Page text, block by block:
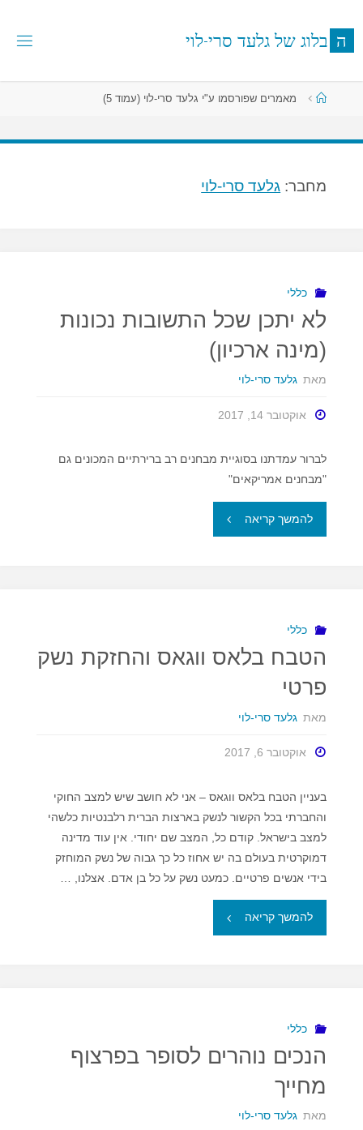
לתוכן
ה בלוג של גלעד סרי-לוי
עמודמאמרים שפורסמו ע"י גלעד סרי-לוי (עמוד 5)
מחבר: גלעד סרי-לוי
כללי
לא יתכן שכל התשובות נכונות
(מינה ארכיון)
מאת גלעד סרי-לוי
אוקטובר 14, 2017
לברור עמדתנו בסוגיית מבחנים רב ברירתיים המכונים גם
"מבחנים אמריקאים"
להמשך קריאה "לא
נכונות
כללי
הטבח בלאס ווגאס והחזקת נשק
פרטי
מאת גלעד סרי-לוי
אוקטובר 6, 2017
בעניין הטבח בלאס ווגאס – אני לא חושב שיש למצב החוקי
והחברתי בכל הקשור לנשק בארצות הברית רלבנטיות כלשהי
למצב בישראל. קודם כל, המצב שם יחודי. אין עוד מדינה
דמוקרטית בעולם בה יש אחוז כל כך גבוה של נשק המוחזק
בידי אנשים פרטיים. כמעט נשק על כל בן אדם. אצלנו, …
להמשך קריאה "הטבח
נשק
כללי
הנכים נוהרים לסופר בפרצוף
מחייך
מאת גלעד סרי-לוי